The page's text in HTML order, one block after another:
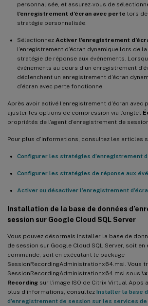
personnalisée, et assurez-vous de
l’enregistrement d’écran avec perte lors
stratégie personnalisée.
Sélectionnez Activer l’enregistrement
l’enregistrement d’écran dynamique lors de
stratégie de réponse aux événements.
événements au cours d’un enregistrement
déclenchent un enregistrement d’écran
d’écran avec perte fonctionne.
Après avoir activé l’enregistrement d’écran avec
ajuster les options de compression via l’onglet
propriétés de l’agent d’enregistrement de
Pour plus d’informations, consultez les articles
Configurer les stratégies d’enregistrement
Configurer les stratégies de réponse aux
Activer ou désactiver l’enregistrement
Installation de la base de données
session sur Google Cloud SQL Server
Vous pouvez désormais installer la base de
de session sur Google Cloud SQL Server, soit en
commande, soit en exécutant le package
SessionRecordingAdministrationx64.msi. Vous
SessionRecordingAdministrationx64.msi sous
Recording sur l’image ISO de Citrix Virtual Apps
plus d’informations, consultez Installer la base
d’enregistrement de session sur les services de